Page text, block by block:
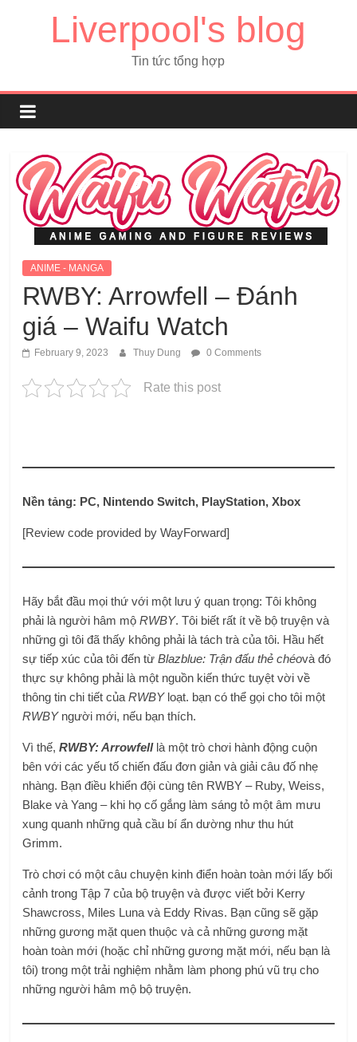
Liverpool's blog
Tin tức tổng hợp
ANIME - MANGA
RWBY: Arrowfell – Đánh
giá – Waifu Watch
February 9, 2023 Thuy Dung 0 Comments
Rate this post
Nền tảng: PC, Nintendo Switch, PlayStation, Xbox
[Review code provided by WayForward]
Hãy bắt đầu mọi thứ với một lưu ý quan trọng: Tôi không
phải là người hâm mộRWBY. Tôi biết rất ít về bộ truyện và
những gì tôi đã thấy không phải là tách trà của tôi. Hầu hết
sự tiếp xúc của tôi đến từBlazblue: Trận đấu thẻ chéovà đó
thực sự không phải là một nguồn kiến ​​thức tuyệt vời về
thông tin chi tiết củaRWBYloạt. bạn có thể gọi cho tôi một
RWBYngười mới, nếu bạn thích.
Vì thế,RWBY: Arrowfelllà một trò chơi hành động cuộn
bên với các yếu tố chiến đấu đơn giản và giải câu đố nhẹ
nhàng. Bạn điều khiển đội cùng tên RWBY – Ruby, Weiss,
Blake và Yang – khi họ cố gắng làm sáng tỏ một âm mưu
xung quanh những quả cầu bí ẩn dường như thu hút
Grimm.
Trò chơi có một câu chuyện kinh điển hoàn toàn mới lấy bối
cảnh trong Tập 7 của bộ truyện và được viết bởi Kerry
Shawcross, Miles Luna và Eddy Rivas. Bạn cũng sẽ gặp
những gương mặt quen thuộc và cả những gương mặt
hoàn toàn mới (hoặc chỉ những gương mặt mới, nếu bạn là
tôi) trong một trải nghiệm nhằm làm phong phú vũ trụ cho
những người hâm mộ bộ truyện.